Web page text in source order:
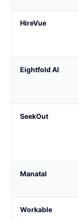
HireVue
Eightfold AI
SeekOut
Manatal
Workable